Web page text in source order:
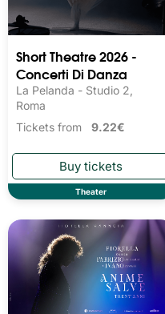
Short Theatre 2026 -
Concerti Di Danza
La Pelanda - Studio 2,
Roma
Tickets from 9.22€
Theater